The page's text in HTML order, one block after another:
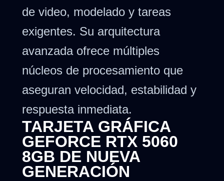
de video, modelado y tareas
exigentes. Su arquitectura
avanzada ofrece múltiples
núcleos de procesamiento que
aseguran velocidad, estabilidad y
respuesta inmediata.
TARJETA GRÁFICA
GEFORCE RTX 5060
8GB DE NUEVA
GENERACIÓN